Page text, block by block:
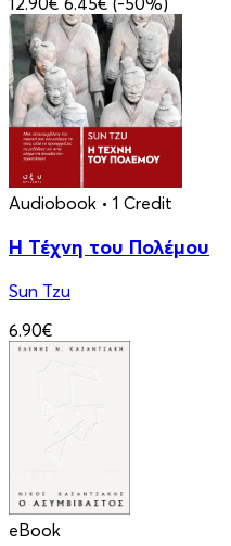
Audiobook • 1 Credit
Η Τέχνη του Πολέμου
Sun Tzu
6.90€
eBook